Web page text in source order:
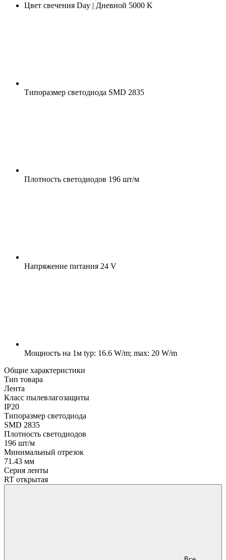
Цвет свечения Day | Дневной 5000 K
Типоразмер светодиода SMD 2835
Плотность светодиодов 196 шт/м
Напряжение питания 24 V
Мощность на 1м typ: 16.6 W/m; max: 20 W/m
Общие характеристики
Тип товара
Лента
Класс пылевлагозащиты
IP20
Типоразмер светодиода
SMD 2835
Плотность светодиодов
196 шт/м
Минимальный отрезок
71.43 мм
Серия ленты
RT открытая